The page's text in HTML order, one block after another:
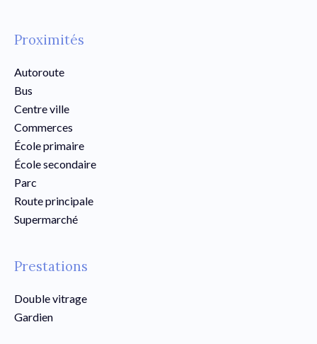
Proximités
Autoroute
Bus
Centre ville
Commerces
École primaire
École secondaire
Parc
Route principale
Supermarché
Prestations
Double vitrage
Gardien